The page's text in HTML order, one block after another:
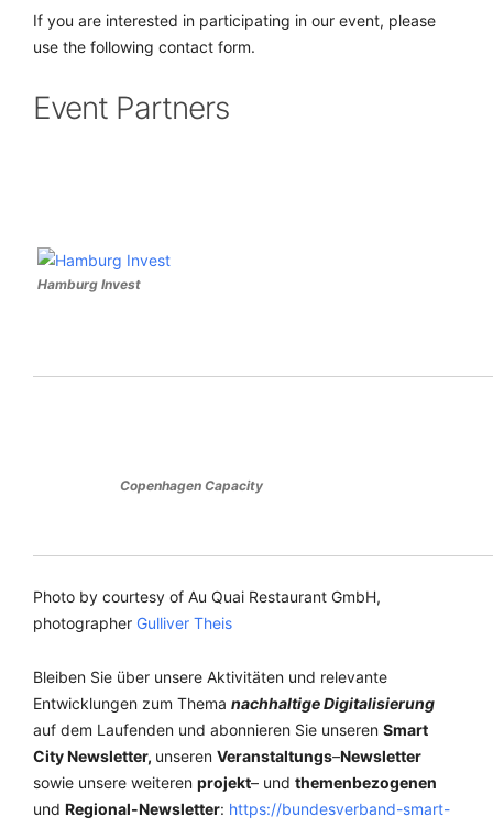
If you are interested in participating in our event, please
use the following contact form.
Event Partners
Hamburg Invest
Copenhagen Capacity
Photo by courtesy of Au Quai Restaurant GmbH,
photographer Gulliver Theis
Bleiben Sie über unsere Aktivitäten und relevante
Entwicklungen zum Thema nachhaltige Digitalisierung
auf dem Laufenden und abonnieren Sie unseren Smart
City Newsletter, unseren Veranstaltungs–Newsletter
sowie unsere weiteren projekt– und themenbezogenen
und Regional-Newsletter: https://bundesverband-smart-